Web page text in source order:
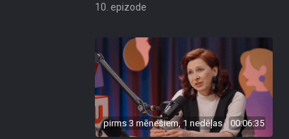
10. epizode
pirms 3 mēnešiem, 1 nedēļas 00:06:35